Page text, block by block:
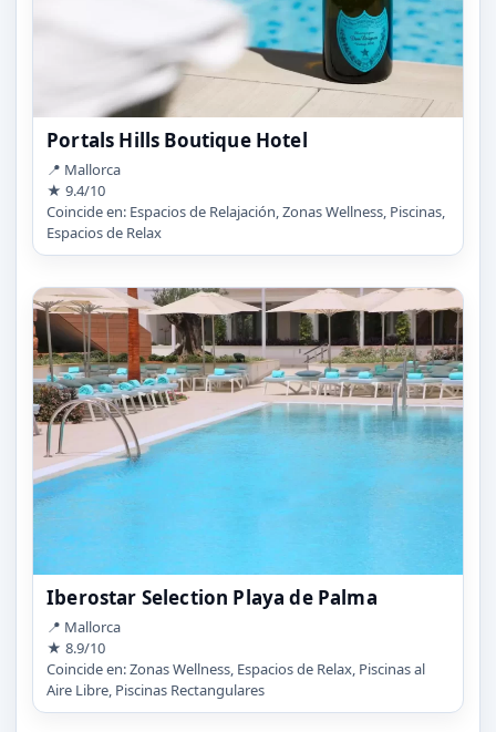
Portals Hills Boutique Hotel
📍 Mallorca
★ 9.4/10
Coincide en: Espacios de Relajación, Zonas Wellness, Piscinas,
Espacios de Relax
Iberostar Selection Playa de Palma
📍 Mallorca
★ 8.9/10
Coincide en: Zonas Wellness, Espacios de Relax, Piscinas al
Aire Libre, Piscinas Rectangulares